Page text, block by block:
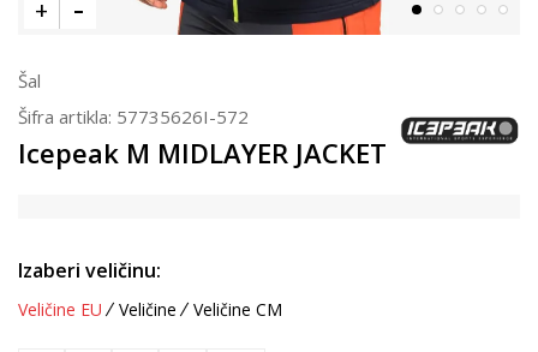
Šal
Šifra artikla: 57735626I-572
Icepeak M MIDLAYER JACKET
Izaberi veličinu:
Veličine EU Veličine Veličine CM